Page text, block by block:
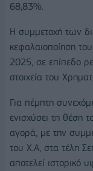
68,83%.
Η συμμετοχή των
κεφαλαιοποίηση
2025, σε επίπεδο
στοιχεία του
Για πέμπτη
ενισχύσει τη θέση
αγορά, με την
του Χ.Α, στα τέλη
αποτελεί ιστορικό